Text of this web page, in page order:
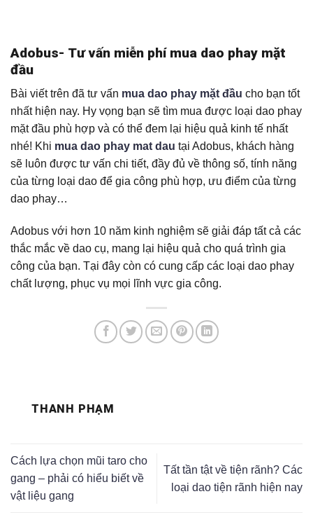
Adobus- Tư vấn miễn phí mua dao phay mặt
đầu
Bài viết trên đã tư vấn mua dao phay mặt đầu cho bạn tốt
nhất hiện nay. Hy vọng bạn sẽ tìm mua được loại dao phay
mặt đầu phù hợp và có thể đem lại hiệu quả kinh tế nhất
nhé! Khi mua dao phay mat dau tại Adobus, khách hàng
sẽ luôn được tư vấn chi tiết, đầy đủ về thông số, tính năng
của từng loại dao để gia công phù hợp, ưu điểm của từng
dao phay…
Adobus với hơn 10 năm kinh nghiệm sẽ giải đáp tất cả các
thắc mắc về dao cụ, mang lại hiệu quả cho quá trình gia
công của bạn. Tại đây còn có cung cấp các loại dao phay
chất lượng, phục vụ mọi lĩnh vực gia công.
THANH PHẠM
Cách lựa chọn mũi taro cho
gang – phải có hiểu biết về
vật liệu gang
Tất tần tật về tiện rãnh? Các
loại dao tiện rãnh hiện nay